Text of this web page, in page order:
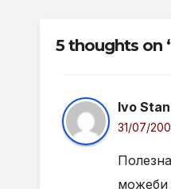
5 thoughts
Ivo
31/07/
можеби